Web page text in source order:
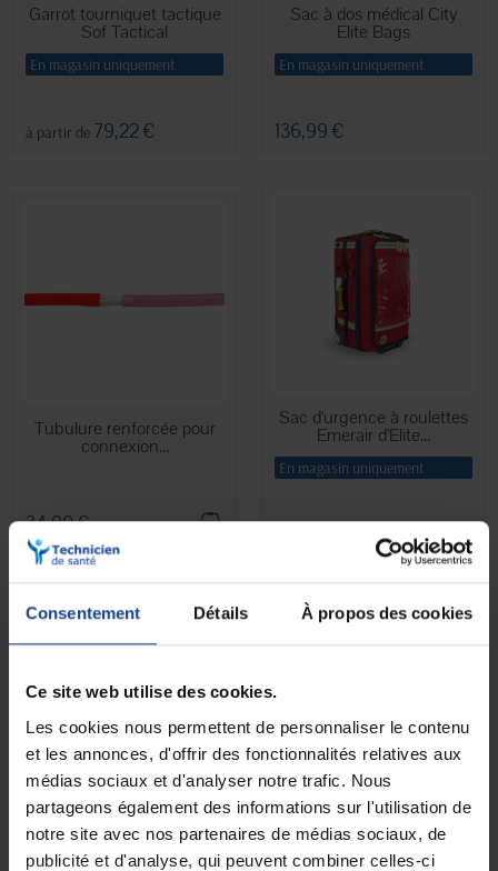
Consentement Détails À propos des cookies
Ce site web utilise des cookies.
Les cookies nous permettent de personnaliser le contenu
et les annonces, d'offrir des fonctionnalités relatives aux
médias sociaux et d'analyser notre trafic. Nous
partageons également des informations sur l'utilisation de
notre site avec nos partenaires de médias sociaux, de
publicité et d'analyse, qui peuvent combiner celles-ci
Garrot tourniquet tactique
Sof Tactical
En magasin uniquement
à partir de 79,22 €
Sac à dos médical City
Elite Bags
En magasin uniquement
136,99 €
EN STOCK
Tubulure renforcée pour
connexion...
34,90 €
Sac d'urgence à roulettes
Emerair d'Elite...
En magasin uniquement
EN STOCK
Couverture de survie
isothermique enfant
EN STOCK
Lunettes à oxygène adulte